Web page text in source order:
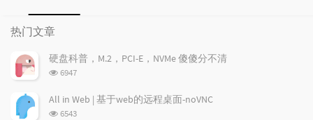
热
门
文
章
论
热门文章
硬盘科普，M.2，PCI-E，NVMe 傻傻分不清
浏
次
6947
All in Web | 基于web的远程桌面-noVNC
浏
6543